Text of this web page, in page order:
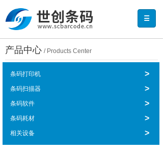
产品中心 / Products Center
条码打印机 >
条码扫描器 >
条码软件 >
条码耗材 >
相关设备 >